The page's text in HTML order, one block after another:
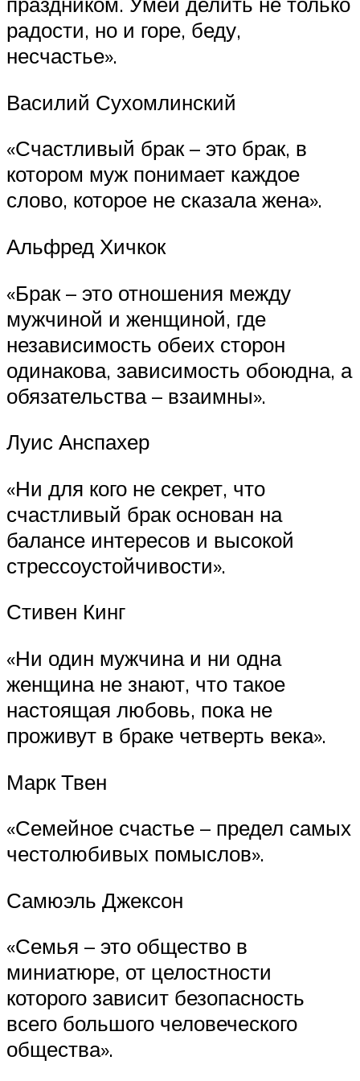
радости, но и горе, беду,
несчастье».
Василий Сухомлинский
«Счастливый брак – это брак, в
котором муж понимает каждое
слово, которое не сказала жена».
Альфред Хичкок
«Брак – это отношения между
мужчиной и женщиной, где
независимость обеих сторон
одинакова, зависимость обоюдна, а
обязательства – взаимны».
Луис Анспахер
«Ни для кого не секрет, что
счастливый брак основан на
балансе интересов и высокой
стрессоустойчивости».
Стивен Кинг
«Ни один мужчина и ни одна
женщина не знают, что такое
настоящая любовь, пока не
проживут в браке четверть века».
Марк Твен
«Семейное счастье – предел самых
честолюбивых помыслов».
Самюэль Джексон
«Семья – это общество в
миниатюре, от целостности
которого зависит безопасность
всего большого человеческого
общества».